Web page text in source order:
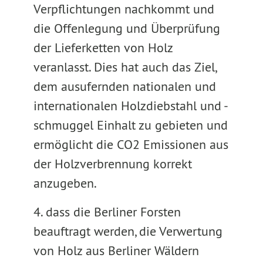
Verpflichtungen nachkommt und
die Offenlegung und Überprüfung
der Lieferketten von Holz
veranlasst. Dies hat auch das Ziel,
dem ausufernden nationalen und
internationalen Holzdiebstahl und -
schmuggel Einhalt zu gebieten und
ermöglicht die CO2 Emissionen aus
der Holzverbrennung korrekt
anzugeben.
4. dass die Berliner Forsten
beauftragt werden, die Verwertung
von Holz aus Berliner Wäldern